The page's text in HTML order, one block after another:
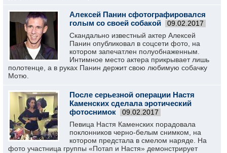
Алексей Панин сфотографировался
голым со своей собакой
09.02.2017
Скандально известный актер Алексей
Панин опубликовал в соцсети фото, на
котором запечатлен полуобнаженным.
Интимное место актера прикрывает лишь
полотенце, а в руках Панин держит свою любимую собачку
Мотю.
После серьезной операции Настя
Каменских сделала эротический
фотоснимок
09.02.2017
Певица Настя Каменских порадовала
поклонников черно-белым снимком, на
котором предстала в смелом наряде. На
фото участница группы «Потап и Настя» демонстрирует